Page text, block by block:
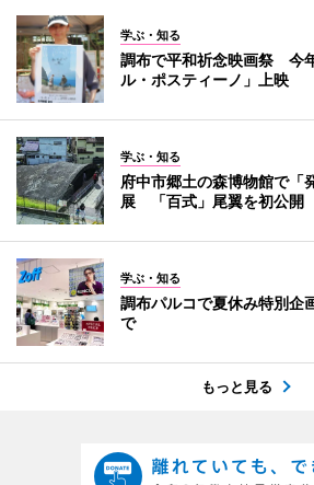
学ぶ・知る
調布で平和祈念映画祭 今
ル・ポスティーノ」上映
学ぶ・知る
府中市郷土の森博物館で「
展 「百式」尾翼を初公開
学ぶ・知る
調布パルコで夏休み特別
で
もっと見る